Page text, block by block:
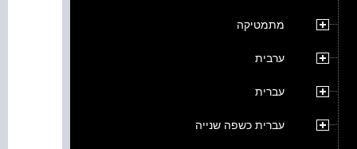
מתמטיקה
ערבית
עברית
עברית כשפה שנייה